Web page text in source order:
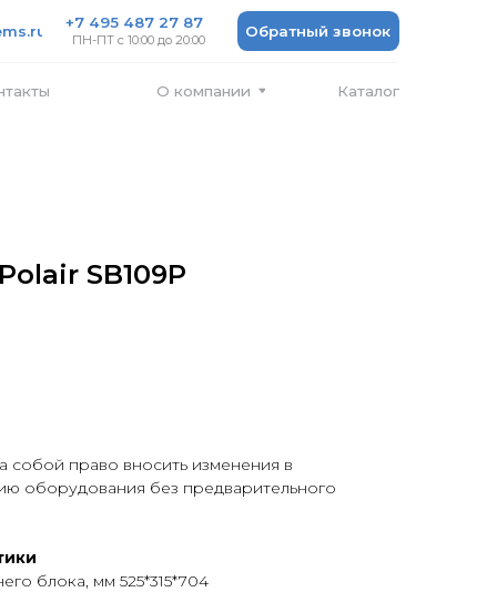
Обратный звонок
487 27 87
до 20:00
SB109P
собой право вносить изменения в
оборудования без предварительного
блока, мм 525*315*704